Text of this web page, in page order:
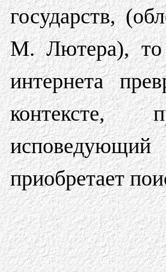
государств,
М. Лютера), то
интернета
контексте,
приобретает